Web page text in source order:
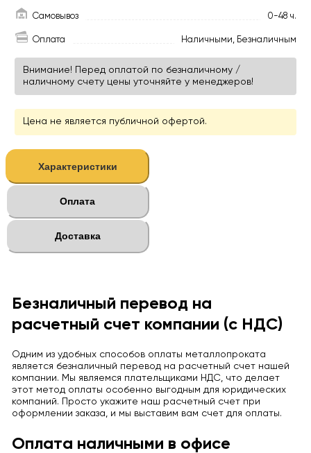
Самовывоз 0-48 ч.
Оплата Наличными, Безналичным
Внимание! Перед оплатой по безналичному /
наличному счету цены уточняйте у менеджеров!
Цена не является публичной офертой.
Характеристики
Оплата
Доставка
Безналичный перевод на
расчетный счет компании (с НДС)
Одним из удобных способов оплаты металлопроката
является безналичный перевод на расчетный счет нашей
компании. Мы являемся плательщиками НДС, что делает
этот метод оплаты особенно выгодным для юридических
компаний. Просто укажите наш расчетный счет при
оформлении заказа, и мы выставим вам счет для оплаты.
Оплата наличными в офисе